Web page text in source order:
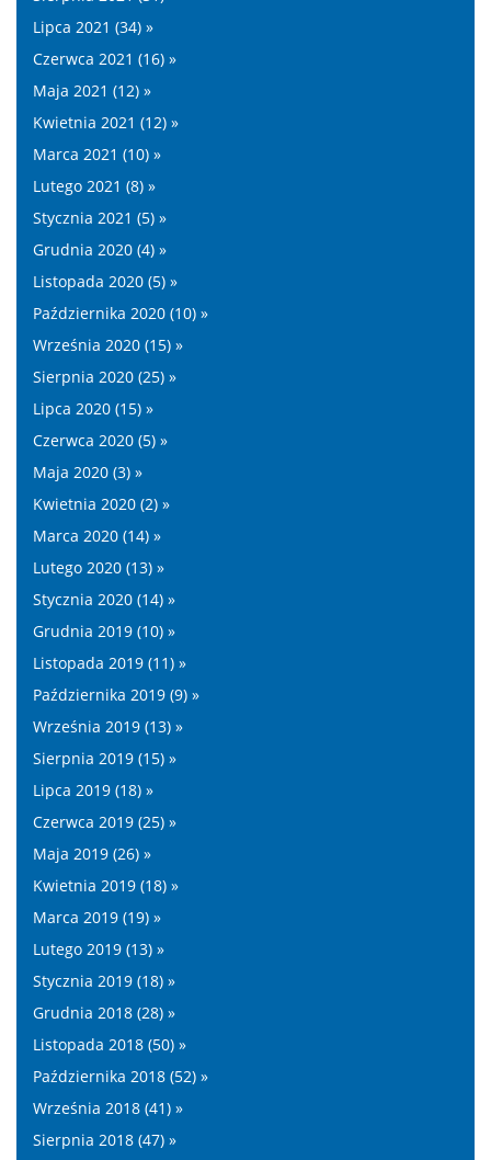
Lipca 2021 (34) »
Czerwca 2021 (16) »
Maja 2021 (12) »
Kwietnia 2021 (12) »
Marca 2021 (10) »
Lutego 2021 (8) »
Stycznia 2021 (5) »
Grudnia 2020 (4) »
Listopada 2020 (5) »
Października 2020 (10) »
Września 2020 (15) »
Sierpnia 2020 (25) »
Lipca 2020 (15) »
Czerwca 2020 (5) »
Maja 2020 (3) »
Kwietnia 2020 (2) »
Marca 2020 (14) »
Lutego 2020 (13) »
Stycznia 2020 (14) »
Grudnia 2019 (10) »
Listopada 2019 (11) »
Października 2019 (9) »
Września 2019 (13) »
Sierpnia 2019 (15) »
Lipca 2019 (18) »
Czerwca 2019 (25) »
Maja 2019 (26) »
Kwietnia 2019 (18) »
Marca 2019 (19) »
Lutego 2019 (13) »
Stycznia 2019 (18) »
Grudnia 2018 (28) »
Listopada 2018 (50) »
Października 2018 (52) »
Września 2018 (41) »
Sierpnia 2018 (47) »